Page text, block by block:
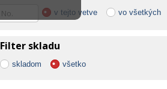
v tejto vetve vo všetkých
Filter skladu
skladom všetko